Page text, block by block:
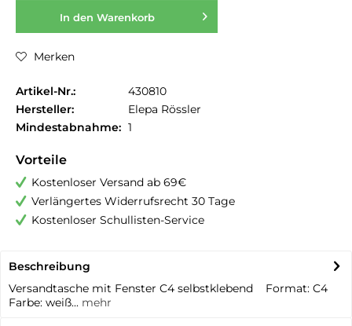
In den Warenkorb
Merken
Artikel-Nr.:
430810
Hersteller:
Elepa Rössler
Mindestabnahme: 1
Vorteile
Kostenloser Versand ab 69€
Verlängertes Widerrufsrecht 30 Tage
Kostenloser Schullisten-Service
Beschreibung
Versandtasche mit Fenster C4 selbstklebend Format: C4
Farbe: weiß... mehr